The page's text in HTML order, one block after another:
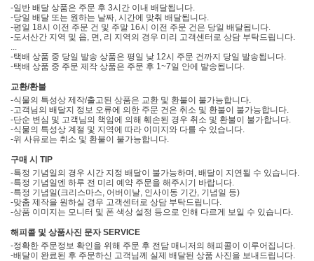
-일반 배달 상품은 주문 후 3시간 이내 배달됩니다.
-당일 배달 또는 원하는 날짜, 시간에 맞춰 배달됩니다.
-평일 18시 이전 주문 건 및 주말 16시 이전 주문 건은 당일 배달됩니다.
-도서산간 지역 및 읍, 면, 리 지역의 경우 미리 고객센터로 상담 부탁드립니다.
-택배 상품 중 당일 발송 상품은 평일 낮 12시 주문 건까지 당일 발송됩니다.
-택배 상품 중 주문 제작 상품은 주문 후 1~7일 안에 발송됩니다.
교환/환불
-식물의 특성상 제작/출고된 상품은 교환 및 환불이 불가능합니다.
-고객님의 배달지 정보 오류에 의한 주문 건은 취소 및 환불이 불가능합니다.
-단순 변심 및 고객님의 책임에 의해 훼손된 경우 취소 및 환불이 불가합니다.
-식물의 특성상 계절 및 지역에 따라 이미지와 다를 수 있습니다.
-위 사유로는 취소 및 환불이 불가능합니다.
구매 시 TIP
-특정 기념일의 경우 시간 지정 배달이 불가능하며, 배달이 지연될 수 있습니다.
-특정 기념일엔 하루 전 미리 예약 주문을 해주시기 바랍니다.
-특정 기념일(크리스마스, 어버이날, 인사이동 기간, 기념일 등)
-맞춤 제작을 원하실 경우 고객센터로 상담 부탁드립니다.
-상품 이미지는 모니터 및 폰 색상 설정 등으로 인해 다르게 보일 수 있습니다.
해피콜 및 상품사진 문자 SERVICE
-정확한 주문정보 확인을 위해 주문 후 전담 매니저의 해피콜이 이루어집니다.
-배달이 완료된 후 주문하신 고객님께 실제 배달된 상품 사진을 보내드립니다.